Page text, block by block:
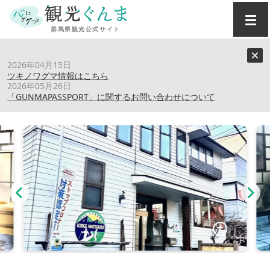
2026年04月15日
ツキノワグマ情報はこちら
2026年05月26日
「GUNMAPASSPORT」に関するお問い合わせについて
ロッジまつうら